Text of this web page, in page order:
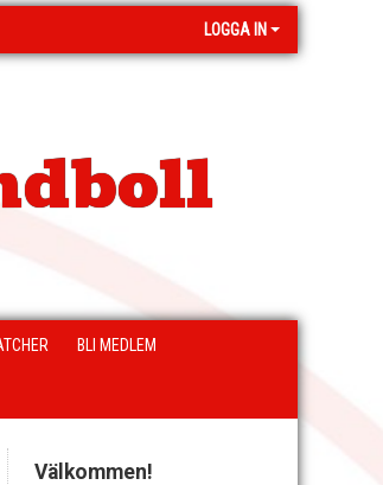
LOGGA IN
BLI MEDLEM
Välkommen!